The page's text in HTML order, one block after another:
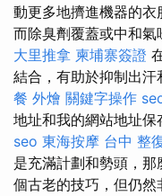
動更多地擠進機器的衣
而除臭劑覆蓋或中和氣
大里推拿 柬埔寨簽證
結合，有助於抑制出汗
餐 外燴 關鍵字操作
地址和我的網站地址保
seo 東海按摩 台中 整
是充滿計劃和勢頭，
個古老的技巧，但仍然